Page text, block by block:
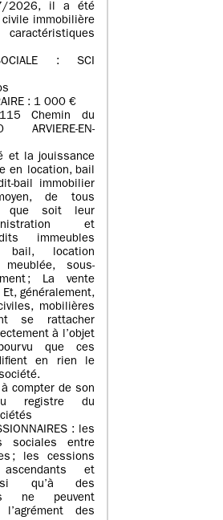
2026, il a été
immobilière
: SCI
: 1 000 €
Chemin du
EN-
et la jouissance
en location, bail
bail immobilier
de tous
que soit leur
et
immeubles
bail, location
sous-
; La vente
généralement,
mobilières
se rattacher
à l’objet
que ces
en rien le
compter de son
registre du
: les
sociales entre
; les cessions
et
qu’à des
ne peuvent
l’agrément des